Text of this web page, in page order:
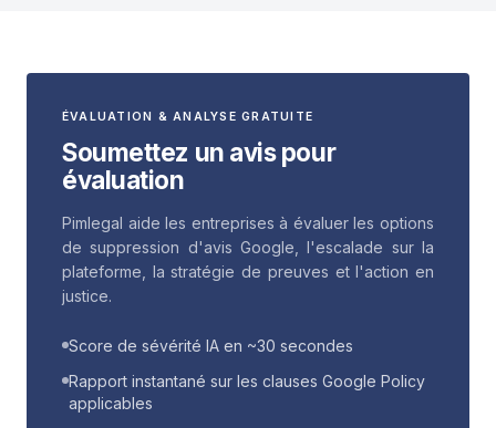
ÉVALUATION & ANALYSE GRATUITE
Soumettez un avis pour
évaluation
Pimlegal aide les entreprises à évaluer les options
de suppression d'avis Google, l'escalade sur la
plateforme, la stratégie de preuves et l'action en
justice.
Score de sévérité IA en ~30 secondes
Rapport instantané sur les clauses Google Policy
applicables